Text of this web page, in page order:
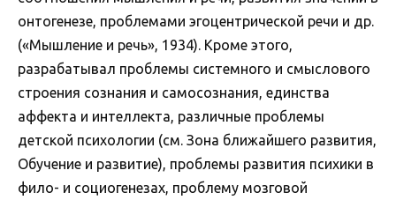
онтогенезе, проблемами эгоцентрической речи и др.
(«Мышление и речь», 1934). Кроме этого,
разрабатывал проблемы системного и смыслового
строения сознания и самосознания, единства
аффекта и интеллекта, различные проблемы
детской психологии (см. Зона ближайшего развития,
Обучение и развитие), проблемы развития психики в
фило- и социогенезах, проблему мозговой